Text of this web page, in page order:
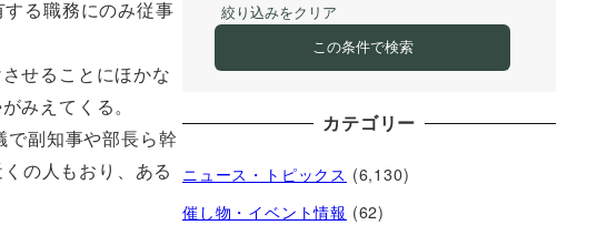
る職務にのみ従事
せることにほかな
みえてくる。
で副知事や部長ら幹
の人もおり、ある
絞り込みをクリア
この条件で検索
カテゴリー
ニュース・トピックス (6,130)
催し物・イベント情報 (62)